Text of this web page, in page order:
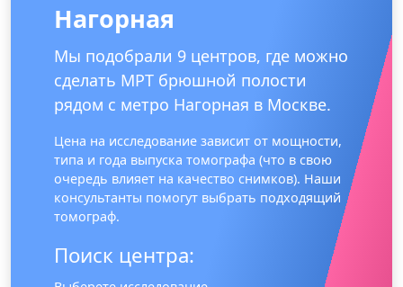
Нагорная
Мы подобрали 9 центров, где можно
сделать МРТ брюшной полости
рядом с метро Нагорная в Москве.
Цена на исследование зависит от мощности,
типа и года выпуска томографа (что в свою
очередь влияет на качество снимков). Наши
консультанты помогут выбрать подходящий
томограф.
Поиск центра: